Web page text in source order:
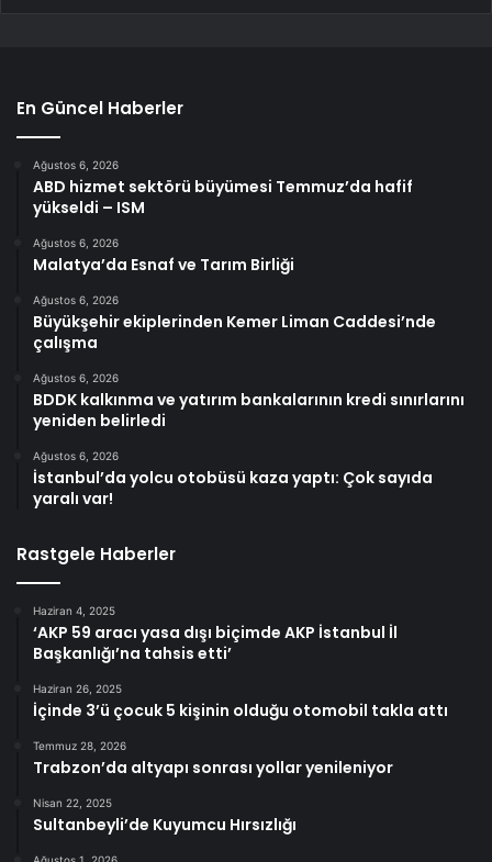
En Güncel Haberler
Ağustos 6, 2026
ABD hizmet sektörü büyümesi Temmuz’da hafif
yükseldi – ISM
Ağustos 6, 2026
Malatya’da Esnaf ve Tarım Birliği
Ağustos 6, 2026
Büyükşehir ekiplerinden Kemer Liman Caddesi’nde
çalışma
Ağustos 6, 2026
BDDK kalkınma ve yatırım bankalarının kredi sınırlarını
yeniden belirledi
Ağustos 6, 2026
İstanbul’da yolcu otobüsü kaza yaptı: Çok sayıda
yaralı var!
Rastgele Haberler
Haziran 4, 2025
‘AKP 59 aracı yasa dışı biçimde AKP İstanbul İl
Başkanlığı’na tahsis etti’
Haziran 26, 2025
İçinde 3’ü çocuk 5 kişinin olduğu otomobil takla attı
Temmuz 28, 2026
Trabzon’da altyapı sonrası yollar yenileniyor
Nisan 22, 2025
Sultanbeyli’de Kuyumcu Hırsızlığı